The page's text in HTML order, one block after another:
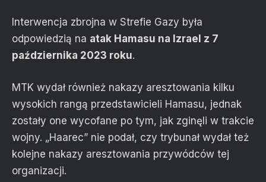
Interwencja zbrojna w Strefie Gazy była
odpowiedzią na atak Hamasu na Izrael z 7
października 2023 roku.
MTK wydał również nakazy aresztowania kilku
wysokich rangą przedstawicieli Hamasu, jednak
zostały one wycofane po tym, jak zginęli w trakcie
wojny. „Haarec” nie podał, czy trybunał wydał też
kolejne nakazy aresztowania przywódców tej
organizacji.